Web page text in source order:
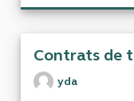
Contrats de
yda